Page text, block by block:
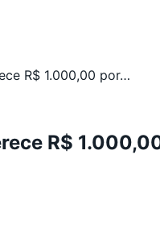
R$ 1.000,00 por…
R$